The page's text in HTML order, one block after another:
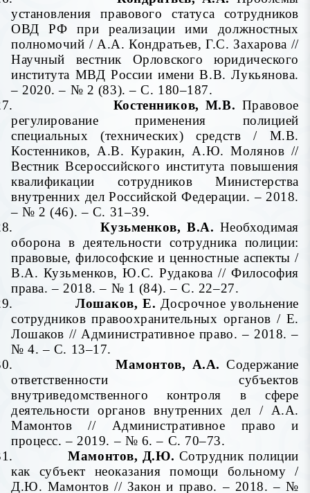
установления правового статуса сотрудников
ОВД РФ при реализации ими должностных
полномочий / А.А. Кондратьев, Г.С. Захарова //
Научный вестник Орловского юридического
института МВД России имени В.В. Лукьянова.
– 2020. – № 2 (83). – С. 180–187.
Костенников, М.В. Правовое
регулирование применения полицией
специальных (технических) средств
/
М.В.
Костенников, А.В. Куракин, А.Ю. Молянов //
Вестник Всероссийского института повышения
квалификации сотрудников Министерства
внутренних дел Российской Федерации. – 2018.
– № 2 (46). – С. 31–39.
Кузьменков, В.А. Необходимая
оборона в деятельности сотрудника полиции:
правовые, философские и ценностные аспекты /
В.А. Кузьменков, Ю.С. Рудакова // Философия
права. – 2018. – № 1 (84). – С. 22–27.
Лошаков, Е. Досрочное увольнение
сотрудников правоохранительных органов / Е.
Лошаков // Административное право. – 2018. –
№ 4. – С. 13–17.
Мамонтов, А.А. Содержание
ответственности субъектов
внутриведомственного контроля в сфере
деятельности органов внутренних дел / А.А.
Мамонтов // Административное право и
процесс. – 2019. – № 6. – С. 70–73.
Мамонтов, Д.Ю. Сотрудник полиции
как субъект неоказания помощи больному /
Д.Ю. Мамонтов // Закон и право. – 2018. – №